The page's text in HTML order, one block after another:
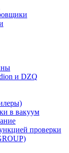
и DZQ
в вакуум
проверки